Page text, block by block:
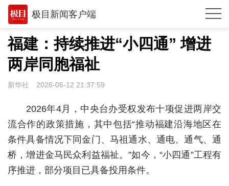
极目新闻客户端
推荐
体育
观点
湖北
武汉
世相
福建：持续推进“小四通” 增进
两岸同胞福祉
新华社 2026-06-12 21:37:59
2026年4月，中央台办受权发布十项促进两岸交
流合作的政策措施，其中包括“推动福建沿海地区在
条件具备情况下同金门、马祖通水、通电、通气、通
桥，增进金马民众利益福祉。”如今，“小四通”工程有
序推进，部分项目已具备投用条件。